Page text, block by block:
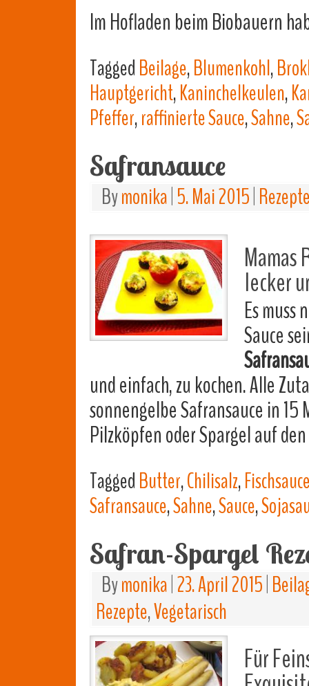
Im Hofladen beim Biobauern
TaggedBeilage,Blumenkohl,
Hauptgericht,Kaninchelkeulen,
Pfeffer,raffinierte Sauce,Sahne,
Safransauce
Bymonika 5. Mai 2015
Mamas
lecker
Es muss
Sauce
und einfach, zu kochen. Alle
sonnengelbe Safransauce in
Pilzköpfen oder Spargel auf
TaggedButter,Chilisalz,
Safransauce,Sahne,Sauce,
Safran-Spargel
Bymonika 23. April 2015
Rezepte,Vegetarisch
Für